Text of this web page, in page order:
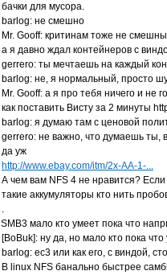
бачки для мусора.
barlog: не смешно
Mr. Gooff: критинам тоже не
а я давно ждал контейнеров с
gerrero: ты мечтаешь на каждый
barlog: не, я нормальный, просто
Mr. Gooff: а я про тебя ничего и не
как поставить Висту за 2 минуты
barlog: я думаю там с ценовой
gerrero: не важно, что думаешь ты,
да уж
http://www.ebay.com/itm/2x-AA-1-...
А чем вам NFS 4 не нравится?
такие аккумуляторы кто нить
.
SMB3 мало кто умеет пока что
[BoBuk]: ну да, но мало кто пока
barlog: ес3 или как его, с виндой,
В linux NFS банально быстрее